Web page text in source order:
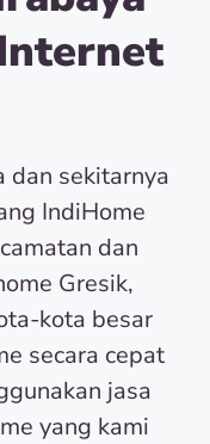
dan sekitarnya
IndiHome
dan
Gresik,
kota besar
secara cepat
jasa
yang kami